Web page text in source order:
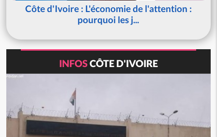
Côte d'Ivoire : L'économie de l'attention :
pourquoi les j...
INFOSCÔTE D'IVOIRE